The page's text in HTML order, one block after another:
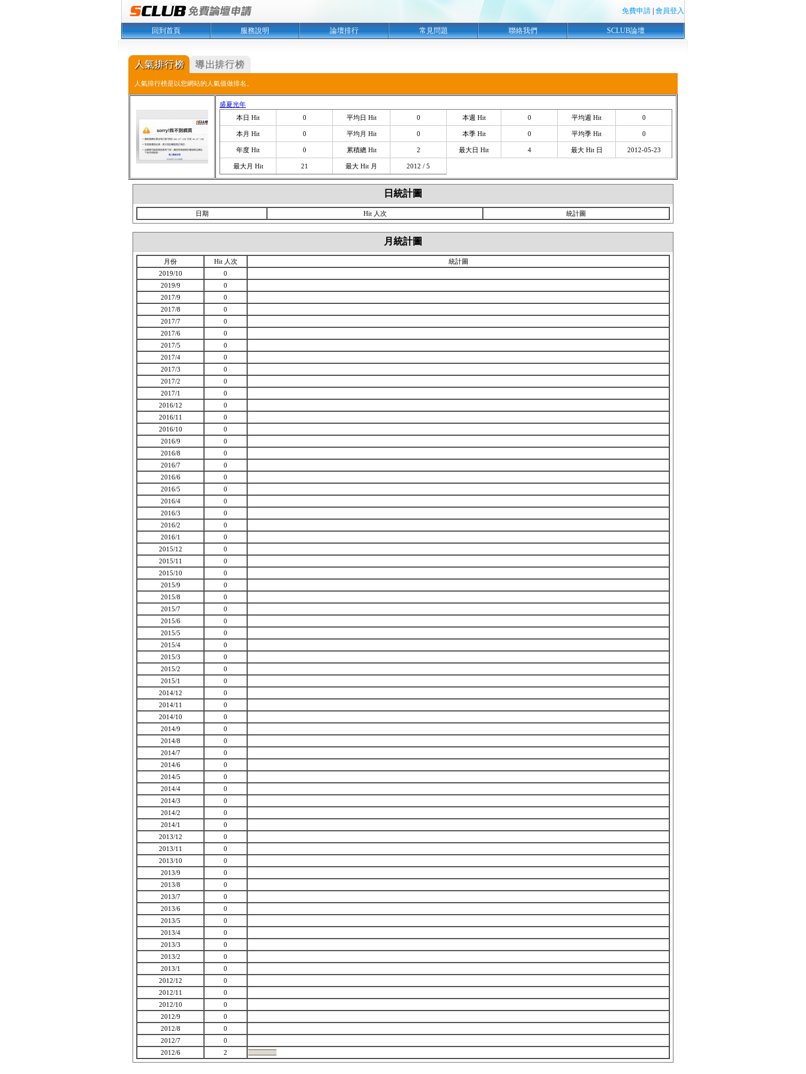
免費申請 會員登入
回到首頁 服務說明 論壇排行 常見問題 聯絡我們 SCLUB論壇
人氣排行榜是以您網站的人氣值做排名。
盛夏光年
本日 Hit
0 平均日 Hit 0 本週 Hit 0 平均週 Hit 0
本月 Hit 0 平均月 Hit 0 本季 Hit 0 平均季 Hit 0
年度 Hit 0 累積總 Hit 2 最大日 Hit 4 最大 Hit 日 2012-05-23
最大月 Hit 21 最大 Hit 月 2012 / 5
日統計圖
日期 Hit 人次 統計圖
月統計圖
月份 Hit 人次
統計圖
2019/10
0
2019/9
0
2017/9
0
2017/8
0
2017/7
0
2017/6
0
2017/5
0
2017/4
0
2017/3
0
2017/2
0
2017/1
0
2016/12
0
2016/11
0
2016/10
0
2016/9
0
2016/8
0
2016/7
0
2016/6
0
2016/5
0
2016/4
0
2016/3
0
2016/2
0
2016/1
0
2015/12
0
2015/11
0
2015/10
0
2015/9
0
2015/8
0
2015/7
0
2015/6
0
2015/5
0
2015/4
0
2015/3
0
2015/2
0
2015/1
0
2014/12
0
2014/11
0
2014/10
0
2014/9
0
2014/8
0
2014/7
0
2014/6
0
2014/5
0
2014/4
0
2014/3
0
2014/2
0
2014/1
0
2013/12
0
2013/11
0
2013/10
0
2013/9
0
2013/8
0
2013/7
0
2013/6
0
2013/5
0
2013/4
0
2013/3
0
2013/2
0
2013/1
0
2012/12
0
2012/11
0
2012/10
0
2012/9
0
2012/8
0
2012/7
0
2012/6
2